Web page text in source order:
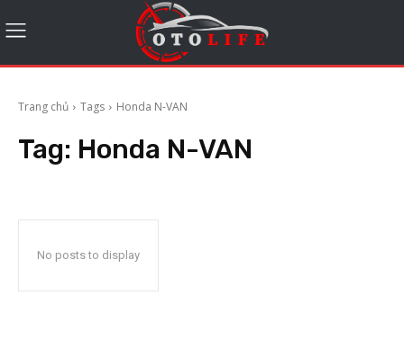
Trang chủ Tags Honda N-VAN
Tag: Honda N-VAN
No posts to display